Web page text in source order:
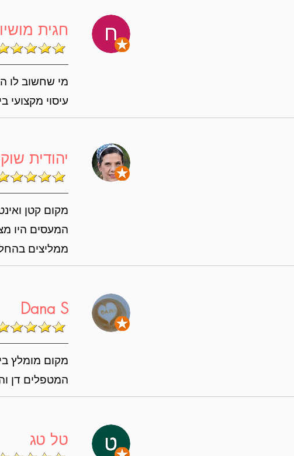
יהודית
מקום קטן
המעסים היו
ממליצים
חגית
מי שחשוב לו
עיסוי מקצועי
Dana S
מקום מומלץ
המטפלים דן
טל טג